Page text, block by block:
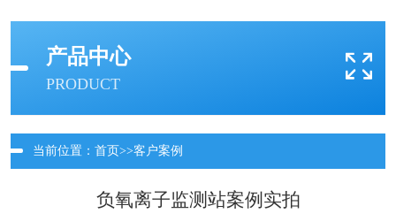
产品中心
PRODUCT
当前位置： 首页>>客户案例
负氧离子监测站案例实拍